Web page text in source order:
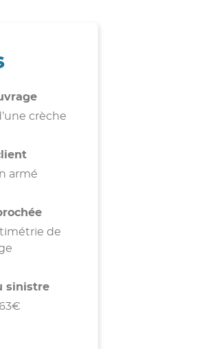
crèche
armé
de
sinistre